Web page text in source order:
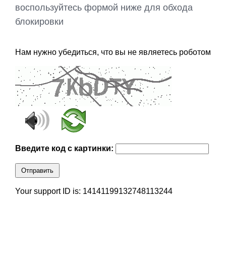
воспользуйтесь формой ниже для обхода
блокировки
Нам нужно убедиться, что вы не являетесь роботом
Введите код с картинки:
Отправить
Your support ID is: 14141199132748113244